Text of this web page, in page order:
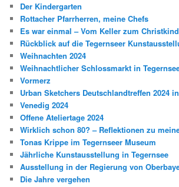
Der Kindergarten
Rottacher Pfarrherren, meine Chefs
Es war einmal – Vom Keller zum
Rückblick auf die Tegernseer
Weihnachten 2024
Weihnachtlicher Schlossmarkt in
Vormerz
Urban Sketchers Deutschlandtreffen 2024
Venedig 2024
Offene Ateliertage 2024
Wirklich schon 80? – Reflektionen zu
Tonas Krippe im Tegernseer Museum
Jährliche Kunstausstellung in Tegernsee
Ausstellung in der Regierung von
Die Jahre vergehen